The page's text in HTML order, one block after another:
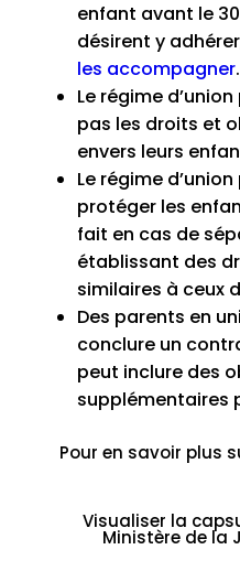
enfant avant le
désirent y
les accompagner.
Le régime
pas les droits et
envers leurs
Le régime
protéger les
fait en cas de
établissant des
similaires à ceux
Des parents en
conclure un
peut inclure des
supplémentaires
Pour en savoir plus
Visualiser la
Ministère de la